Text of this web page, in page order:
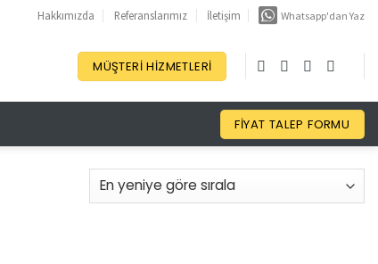
Hakkımızda Referanslarımız İletişim Whatsapp'dan Yaz
MÜŞTERI HIZMETLERI
FIYAT TALEP FORMU